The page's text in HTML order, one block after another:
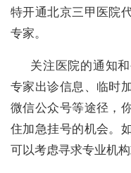
特开通北京三甲医院
专家。
关注医院的通知
专家出诊信息、临时
微信公众号等途径，
住加急挂号的机会。
可以考虑寻求专业机